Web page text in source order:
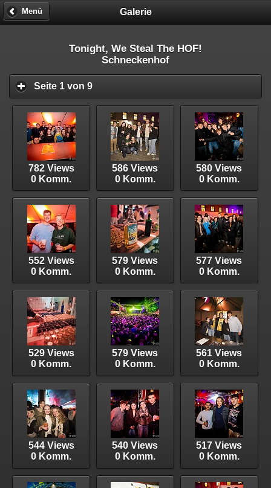
Galerie
Menü
Tonight, We Steal The HOF!
Schneckenhof
Seite 1 von 9
782 Views
0 Komm.
586 Views
0 Komm.
580 Views
0 Komm.
552 Views
0 Komm.
579 Views
0 Komm.
577 Views
0 Komm.
529 Views
0 Komm.
579 Views
0 Komm.
561 Views
0 Komm.
544 Views
0 Komm.
540 Views
0 Komm.
517 Views
0 Komm.